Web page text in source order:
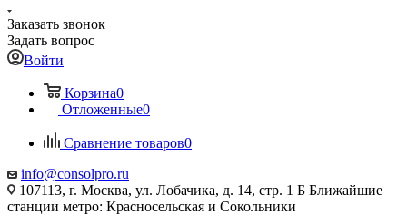
Заказать звонок
Задать вопрос
Войти
Корзина0
Отложенные0
Сравнение товаров0
info@consolpro.ru
107113, г. Москва, ул. Лобачика, д. 14, стр. 1 Б Ближайшие
станции метро: Красносельская и Сокольники